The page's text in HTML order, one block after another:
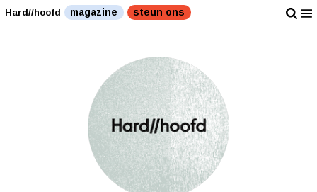
Hard//hoofd magazine steun ons